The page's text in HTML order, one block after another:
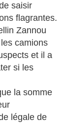
saisir
flagrantes.
Zannou
camions
et il a
si les
la somme
légale de